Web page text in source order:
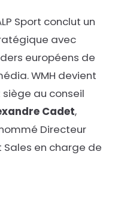
Sport conclut un
avec
européens de
WMH devient
au conseil
Cadet,
Directeur
en charge de